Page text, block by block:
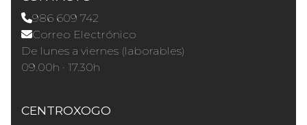
986 609 742
Correo Electrónico
De lunes a viernes (laborables)
09.00h · 17.30h
CENTROXOGO